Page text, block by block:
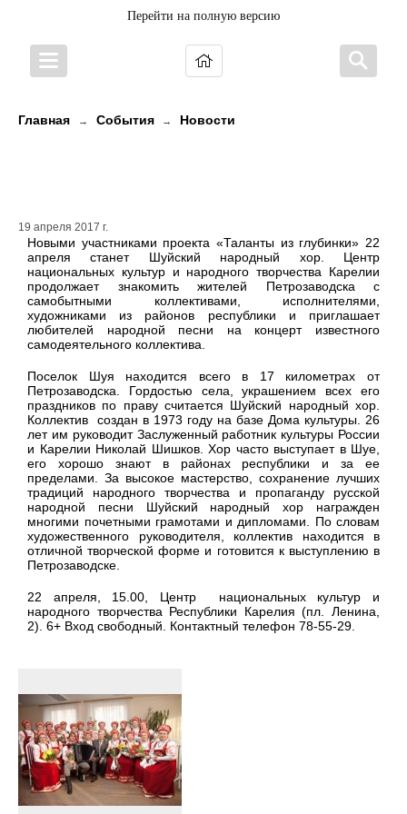
Перейти на полную версию
Главная → События → Новости
19 апреля 2017 г.
Новыми участниками проекта «Таланты из глубинки» 22
апреля станет Шуйский народный хор. Центр
национальных культур и народного творчества Карелии
продолжает знакомить жителей Петрозаводска с
самобытными коллективами, исполнителями,
художниками из районов республики и приглашает
любителей народной песни на концерт известного
самодеятельного коллектива.
Поселок Шуя находится всего в 17 километрах от
Петрозаводска. Гордостью села, украшением всех его
праздников по праву считается Шуйский народный хор.
Коллектив создан в 1973 году на базе Дома культуры. 26
лет им руководит Заслуженный работник культуры России
и Карелии Николай Шишков. Хор часто выступает в Шуе,
его хорошо знают в районах республики и за ее
пределами. За высокое мастерство, сохранение лучших
традиций народного творчества и пропаганду русской
народной песни Шуйский народный хор награжден
многими почетными грамотами и дипломами. По словам
художественного руководителя, коллектив находится в
отличной творческой форме и готовится к выступлению в
Петрозаводске.
22 апреля, 15.00, Центр национальных культур и
народного творчества Республики Карелия (пл. Ленина,
2). 6+ Вход свободный. Контактный телефон 78-55-29.